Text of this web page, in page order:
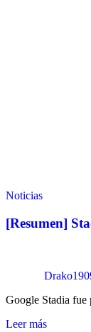
Noticias
[Resumen]
Google Stadia fue
Leer más